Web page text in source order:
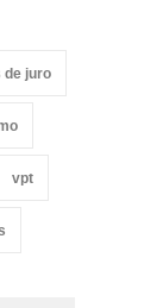
de juro
vpt